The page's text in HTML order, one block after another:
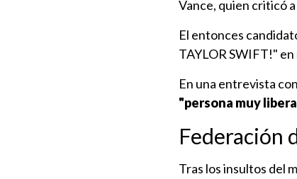
Vance, quien criticó
El entonces
TAYLOR SWIFT!"
En una entrevista
"persona muy
Federación
Tras los insultos del